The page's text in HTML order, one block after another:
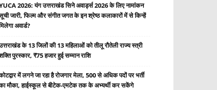
2026: यंग उत्तराखंड सिने अवार्ड्स 2026 के लिए नामांकन
जारी, फिल्म और संगीत जगत के इन श्रेष्ठ कलाकारों में से किन्हें
अवार्ड?
के 13 जिलों की 13 महिलाओं को तीलू रौतेली राज्य स्त्री
पुरस्कार, ₹75 हजार हुई सम्मान राशि
में लगने जा रहा है रोजगार मेला, 500 से अधिक पदों पर भर्ती
मौका, हाईस्कूल से बीटेक-एमटेक तक के अभ्यर्थी कर सकेंगे